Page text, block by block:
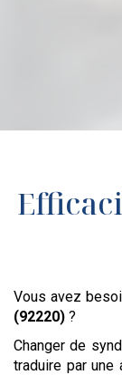
Vous avez
(92220) ?
Changer de
traduire par une